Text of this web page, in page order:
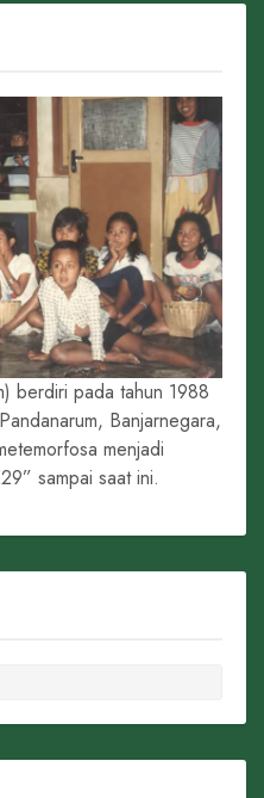
berdiri pada tahun 1988
Banjarnegara,
menjadi
sampai saat ini.